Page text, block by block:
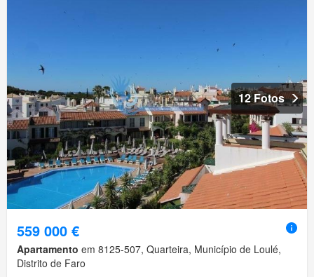
12 Fotos
559 000 €
Apartamento em 8125-507, Quarteira, Município de Loulé,
Distrito de Faro